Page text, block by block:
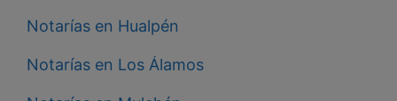
Notarías en Hualpén
Notarías en Los Álamos